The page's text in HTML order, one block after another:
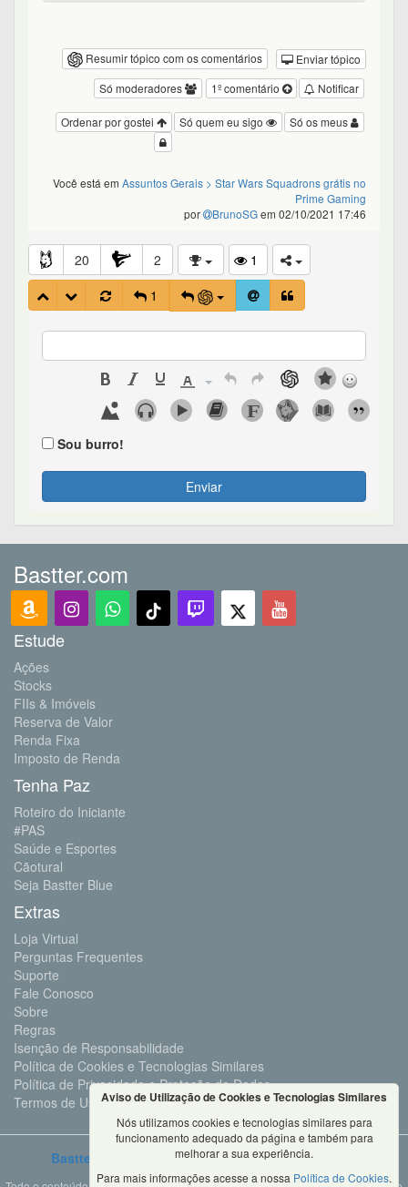
Resumir tópico com os comentários
Enviar tópico
Notificar
1º comentário
Só moderadores
Só os meus
Só quem eu sigo
Ordenar por gostei
Você está em Assuntos Gerais > Star Wars Squadrons grátis no
Prime Gaming
por
BrunoSGem 02/10/2021 17:46
20 2
1
1
Sou burro!
Enviar
Bastter.com
Estude
Ações
Stocks
FIIs & Imóveis
Reserva de Valor
Renda Fixa
Imposto de Renda
Tenha Paz
Roteiro do Iniciante
#PAS
Saúde e Esportes
Cãotural
Seja Bastter Blue
Extras
Loja Virtual
Perguntas Frequentes
Suporte
Fale Conosco
Sobre
Regras
Isenção de Responsabilidade
Política de Cookies e Tecnologias Similares
Política de Privacidade e Proteção de Dados
Termos de Uso
Bastter.com 2001 ©Todos os Direitos Reservados
Aviso de Utilização de Cookies e Tecnologias Similares
Nós utilizamos cookies e tecnologias similares para
funcionamento adequado da página e também para
melhorar a sua experiência.
Para mais informações acesse a nossa Política de Cookies.